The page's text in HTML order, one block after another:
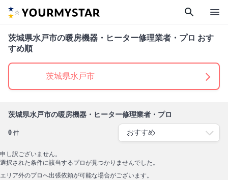
search menu
茨城県水戸市の暖房機器・ヒーター修理業者・プロ おす
すめ順
茨城県水戸市
茨城県水戸市の暖房機器・ヒーター修理業者・プロ
0 件
申し訳ございません。
選択された条件に該当するプロが見つかりませんでした。
エリア外のプロへ出張依頼が可能な場合がございます。